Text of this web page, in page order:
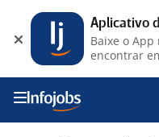
Aplicativo
Baixe o App
encontrar